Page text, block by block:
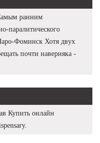
ранним
паралитического
Фоминск Хотя двух
почти наверняка -
Купить онлайн